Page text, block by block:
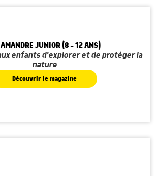
JUNIOR (8 - 12 ANS)
enfants d'explorer et de protéger la
nature
Découvrir le magazine